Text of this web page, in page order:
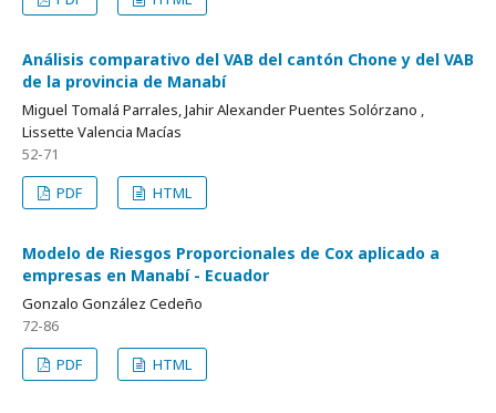
Análisis comparativo del VAB del cantón Chone y del VAB
de la provincia de Manabí
Miguel Tomalá Parrales, Jahir Alexander Puentes Solórzano ,
Lissette Valencia Macías
52-71
PDF
HTML
Modelo de Riesgos Proporcionales de Cox aplicado a
empresas en Manabí - Ecuador
Gonzalo González Cedeño
72-86
PDF
HTML